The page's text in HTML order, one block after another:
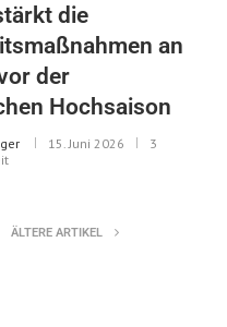
die
an
der
Hochsaison
15. Juni 2026
3
ÄLTERE ARTIKEL